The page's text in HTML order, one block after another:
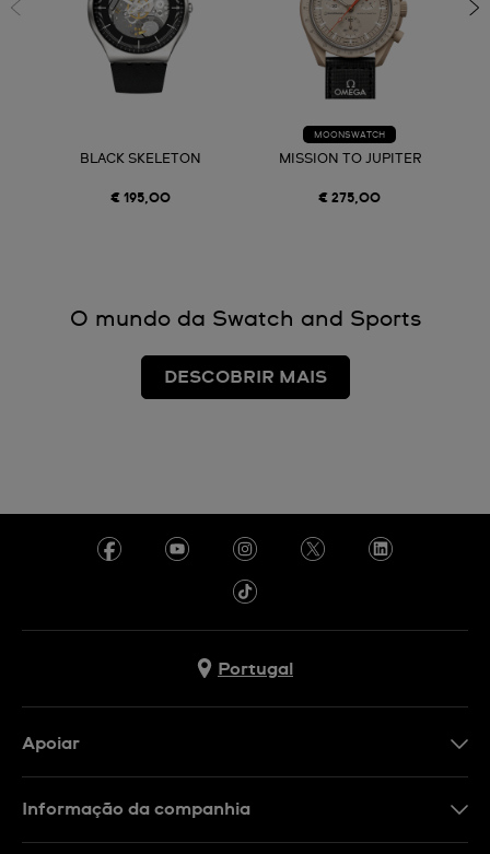
BLACK SKELETON
€ 195,00
MOONSWATCH
MISSION TO JUPITER
€ 275,00
O mundo da Swatch and Sports
DESCOBRIR MAIS
Portugal
Apoiar
Informação da companhia